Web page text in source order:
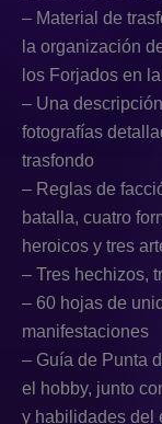
– Material de
la organización
los Forjados en
– Una
fotografías
trasfondo
– Reglas de
batalla, cuatro
heroicos y tres
– Tres hechizos,
– 60 hojas de
manifestaciones
– Guía de Punta
el hobby, junto
y habilidades del